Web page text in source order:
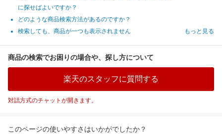
に探せばよいですか？
どのような商品検索方法があるのですか？
検索しても、商品が一つも表示されません
もっと見る
商品の検索でお困りの場合や、探し方について
楽天のスタッフに質問する
対話方式のチャットが開きます。
このページの使いやすさはいかがでしたか？